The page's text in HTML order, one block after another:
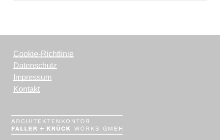
Cookie-Richtlinie
Datenschutz
Impressum
Kontakt